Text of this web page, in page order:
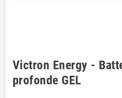
Victron Energy -
profonde GEL